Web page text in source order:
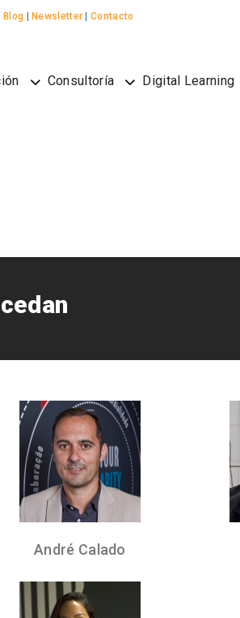
Blog Newsletter |Contacto
Consultoría Digital Learning
André Calado